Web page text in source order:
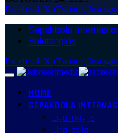
Facebook X (Twitter)
Sepakbola
Bulutangkis
Facebook X (Twitter)
HOME
SEPAKBOLA
Liga Inggris
Liga Italia